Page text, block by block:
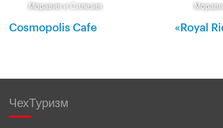
Моравия и Силезия
Cosmopolis Cafe «Royal
ЧехТуризм